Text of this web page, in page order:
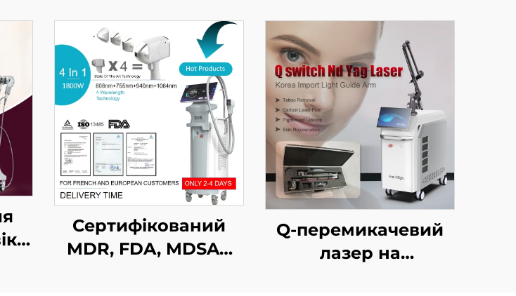
Сертифікований
MDR, FDA, MDSAP
Q-перемикачевий
лазер на